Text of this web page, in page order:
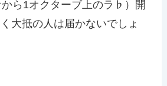
ら1オクターブ上のラ♭）開
大抵の人は届かないでしょ